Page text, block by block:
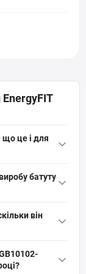
EnergyFIT
що це і для
оцинкованими
покращенню
батуту
— 40 кг.
він
шаром